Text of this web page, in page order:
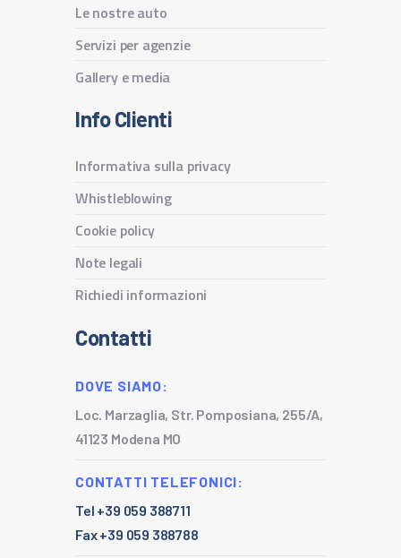
Le nostre auto
Servizi per agenzie
Gallery e media
Info Clienti
Informativa sulla privacy
Whistleblowing
Cookie policy
Note legali
Richiedi informazioni
Contatti
DOVE SIAMO:
Loc. Marzaglia, Str. Pomposiana, 255/A,
41123 Modena MO
CONTATTI TELEFONICI:
Tel +39 059 388711
Fax +39 059 388788